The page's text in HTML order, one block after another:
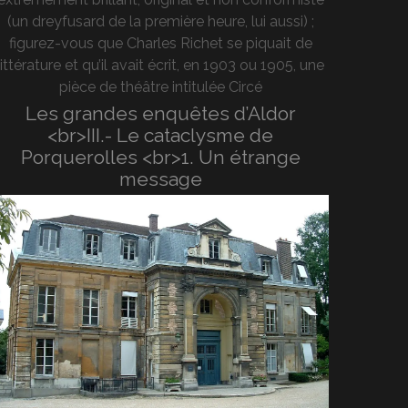
(un dreyfusard de la première heure, lui aussi) ;
figurez-vous que Charles Richet se piquait de
et qu’il avait écrit, en 1903 ou 1905, une
pièce de théâtre intitulée Circé
Les grandes enquêtes d’Aldor
<br>III.- Le cataclysme de
Porquerolles <br>1. Un étrange
message